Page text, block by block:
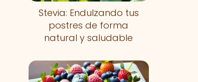
Stevia: Endulzando tus
postres de forma
natural y saludable